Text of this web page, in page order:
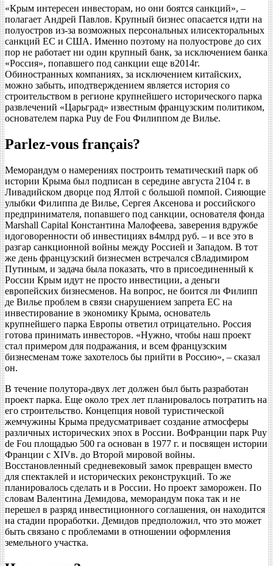
«Крым интересен инвесторам, но они боятся санкций», –
полагает Андрей Павлов. Крупный бизнес опасается идти на
полуостров из-за возможных персональных илисекторальных
санкций ЕС и США. Именно поэтому на полуострове до сих
пор не работает ни один крупный банк, за исключением банка
«Россия», попавшего под санкции еще в2014г.
Обиностранных компаниях, за исключением китайских,
можно забыть, иподтверждением является история со
строительством в регионе крупнейшего исторического парка
развлечений «Царьград» известным французским политиком,
основателем парка Puy de Fou Филиппом де Вилье.
Parlez-vous français?
Меморандум о намерениях построить тематический парк об
истории Крыма был подписан в середине августа 2104 г. в
Ливадийском дворце под Ялтой с большой помпой. Сияющие
улыбки Филиппа де Вилье, Сергея Аксенова и российского
предпринимателя, попавшего под санкции, основателя фонда
Marshall Capital Константина Малофеева, заверения вдружбе
идоговоренности об инвестициях в4млрд руб. – и все это в
разгар санкционной войны между Россией и Западом. В тот
же день французский бизнесмен встречался сВладимиром
Путиным, и задача была показать, что в присоединенный к
России Крым идут не просто инвестиции, а деньги
европейских бизнесменов. На вопрос, не боится ли Филипп
де Вилье проблем в связи снарушением запрета ЕС на
инвестирование в экономику Крыма, основатель
крупнейшего парка Европы ответил отрицательно. Россия
готова принимать инвесторов. «Нужно, чтобы наш проект
стал примером для подражания, и всем французским
бизнесменам тоже захотелось бы прийти в Россию», – сказал
он.
В течение полутора-двух лет должен был быть разработан
проект парка. Еще около трех лет планировалось потратить на
его строительство. Концепция новой туристической
жемчужины Крыма предусматривает создание атмосферы
различных исторических эпох в России. ВоФранции парк Puy
de Fou площадью 500 га основан в 1977 г. и посвящен истории
Франции с XIVв. до Второй мировой войны.
Восстановленный средневековый замок превращен вместо
для спектаклей и исторических реконструкций. То же
планировалось сделать и в России. Но проект заморожен. По
словам Валентина Демидова, меморандум пока так и не
перешел в разряд инвестиционного соглашения, он находится
на стадии проработки. Демидов предположил, что это может
быть связано с проблемами в отношении оформления
земельного участка.